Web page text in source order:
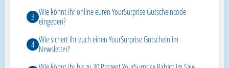
Wie könnt ihr online euren YourSurprise Gutscheincode
eingeben?
Wie sichert ihr euch einen YourSurprise Gutschein im
Newsletter?